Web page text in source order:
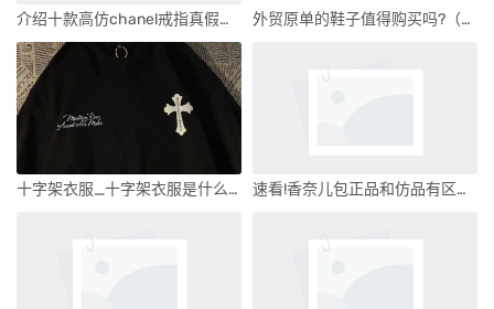
介绍十款高仿chanel戒指真假鉴别(chanel戒指怎样辩真的假的) 外贸原单的鞋子值得购买吗?（外贸原单冬季鞋图片）
十字架衣服_十字架衣服是什么牌子 速看!香奈儿包正品和仿品有区别吗'香奈儿包包高仿跟正品